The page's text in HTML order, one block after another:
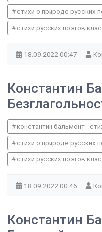
стихи о природе русских
стихи русских поэтов
18.09.2022 00:47
Константин
константин бальмонт -
стихи о природе русских
стихи русских поэтов
18.09.2022 00:46
Константин